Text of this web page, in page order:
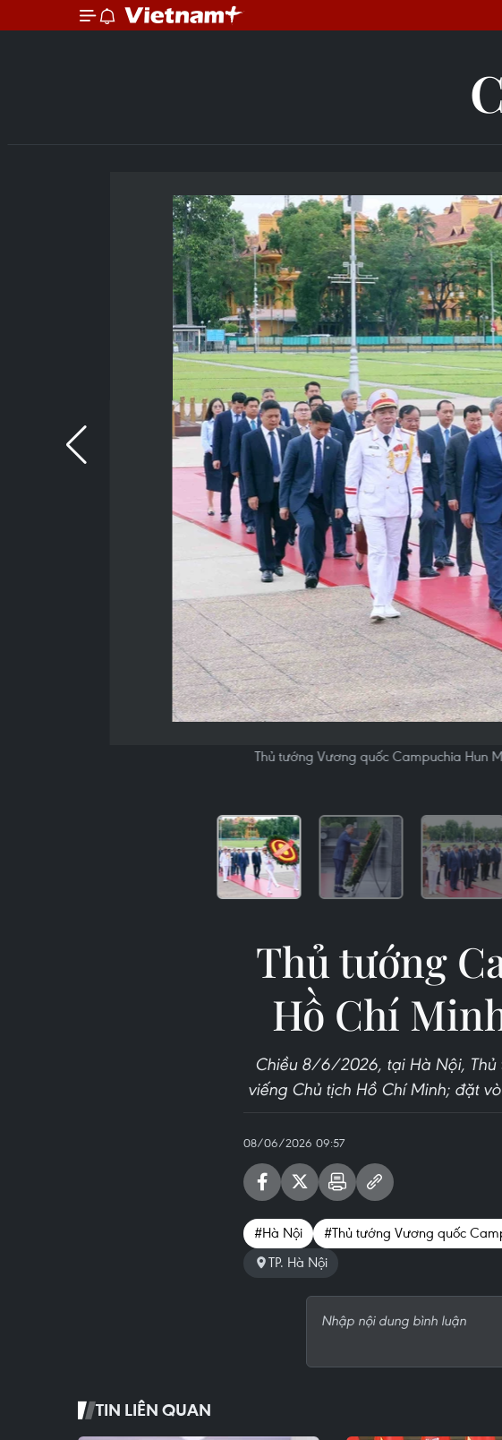
Thủ tướng Vương quốc Campuchia Hun
Thủ tướng
Hồ Chí
Chiều 8/6/2026, tại Hà Nội, Thủ
viếng Chủ tịch Hồ Chí Minh; đặt
08/06/2026 09:57
#Hà Nội #Thủ tướng Vương quốc
TP. Hà Nội
TIN LIÊN QUAN